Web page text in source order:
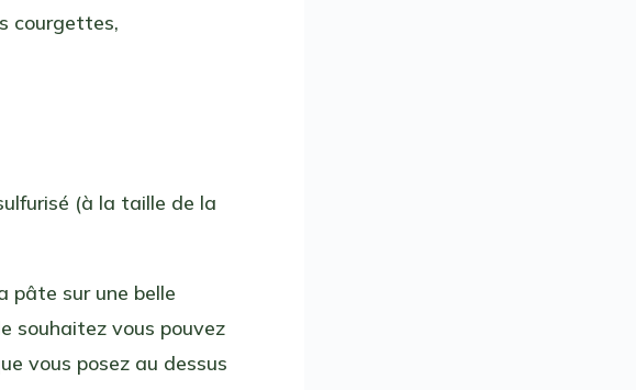
courgettes,
(à la taille de la
pâte sur une belle
souhaitez vous pouvez
vous posez au dessus